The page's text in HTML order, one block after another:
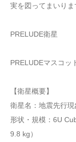
実を図ってまいりま
PRELUDE衛星
PRELUDEマスコッ
【衛星概要】
衛星名：地震先行現
形状・規模：6U
9.8 kg）